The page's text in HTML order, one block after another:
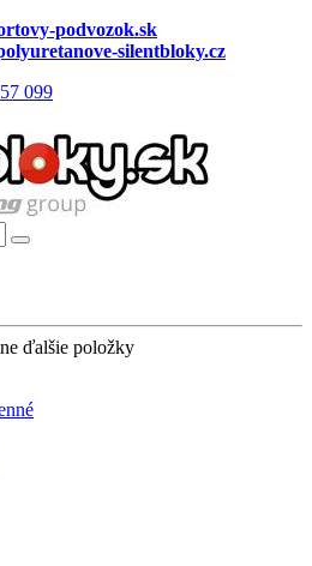
podvozok.sk
silentbloky.cz
099
ďalšie položky